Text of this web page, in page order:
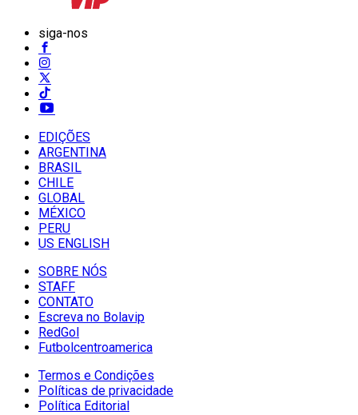
siga-nos
EDIÇÕES
ARGENTINA
BRASIL
CHILE
GLOBAL
MÉXICO
PERU
US ENGLISH
SOBRE NÓS
STAFF
CONTATO
Escreva no Bolavip
RedGol
Futbolcentroamerica
Termos e Condições
Políticas de privacidade
Política Editorial